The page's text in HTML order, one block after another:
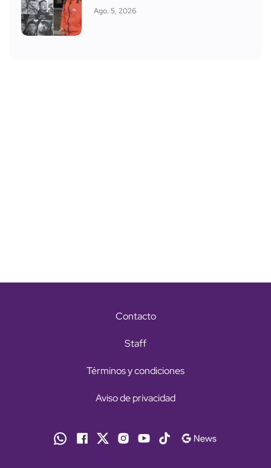
Ago. 5, 2026
Contacto
Staff
Términos y condiciones
Aviso de privacidad